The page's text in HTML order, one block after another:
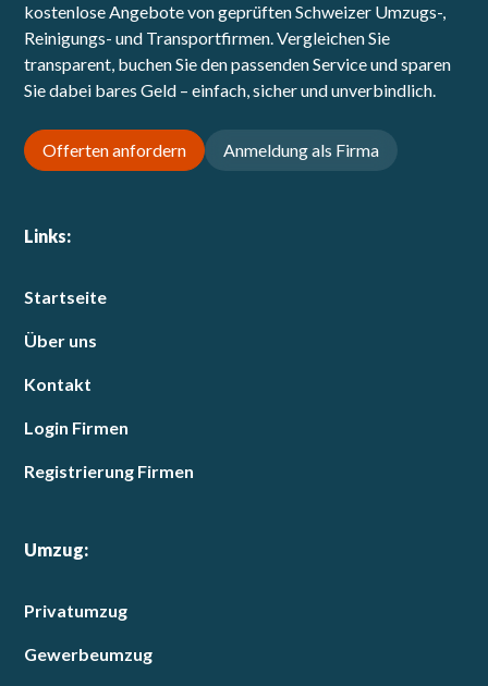
kostenlose Angebote von geprüften Schweizer Umzugs-,
Reinigungs- und Transportfirmen. Vergleichen Sie
transparent, buchen Sie den passenden Service und sparen
Sie dabei bares Geld – einfach, sicher und unverbindlich.
Offerten anfordern Anmeldung als Firma
Links:
Startseite
Über uns
Kontakt
Login Firmen
Registrierung Firmen
Umzug:
Privatumzug
Gewerbeumzug